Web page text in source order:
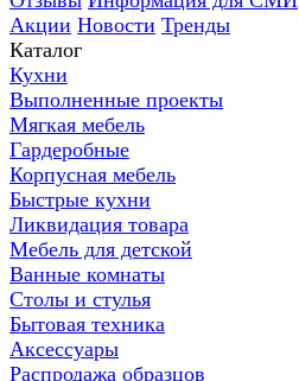
Акции Новости Тренды
Каталог
Кухни
Выполненные проекты
Мягкая мебель
Гардеробные
Корпусная мебель
Быстрые кухни
Ликвидация товара
Мебель для детской
Ванные комнаты
Столы и стулья
Бытовая техника
Аксессуары
Распродажа образцов